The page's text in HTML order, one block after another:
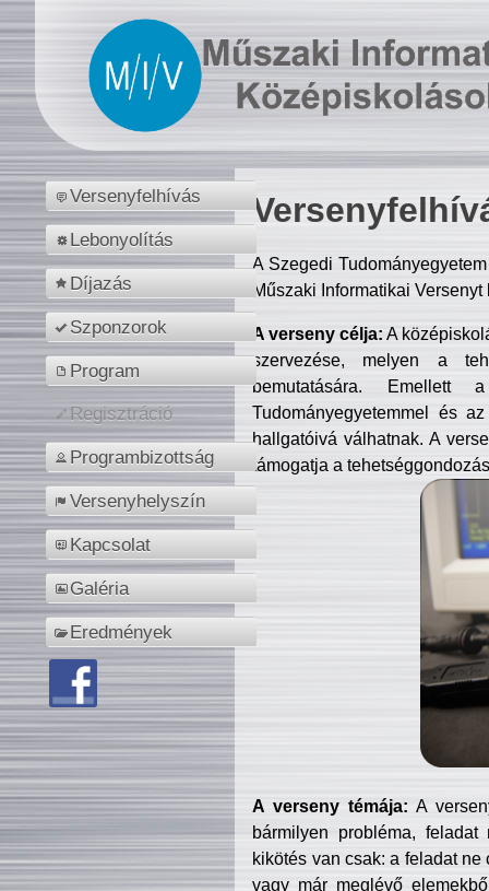
Versenyfelhívás
Lebonyolítás
Díjazás
Szponzorok
Program
Regisztráció
Programbizottság
Versenyhelyszín
Kapcsolat
Galéria
Eredmények
A Szegedi
Műszaki Informatikai
A verseny célja: A
szervezése, melyen a
bemutatására. Emellett
Tudományegyetemmel és
hallgatóivá válhatnak. A
támogatja a
A verseny témája: A
bármilyen probléma, feladat
kikötés van csak: a feladat
vagy már meglévő